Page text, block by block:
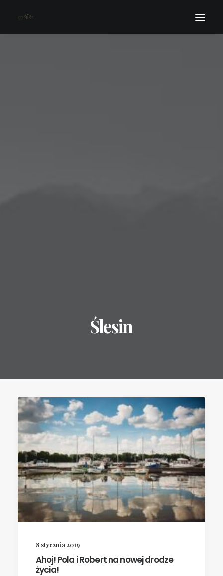
Ślesin
8 stycznia 2019
Ahoj! Pola i Robert na nowej drodze
życia!